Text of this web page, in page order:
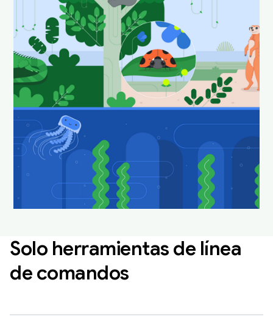
nuestros animales
favoritos de Android
Studio en su hábitat
natural.
Descarga y configúralos como fondo de pantalla
para que tu escritorio se vea divertido y fresco.
Solo herramientas de línea
de comandos